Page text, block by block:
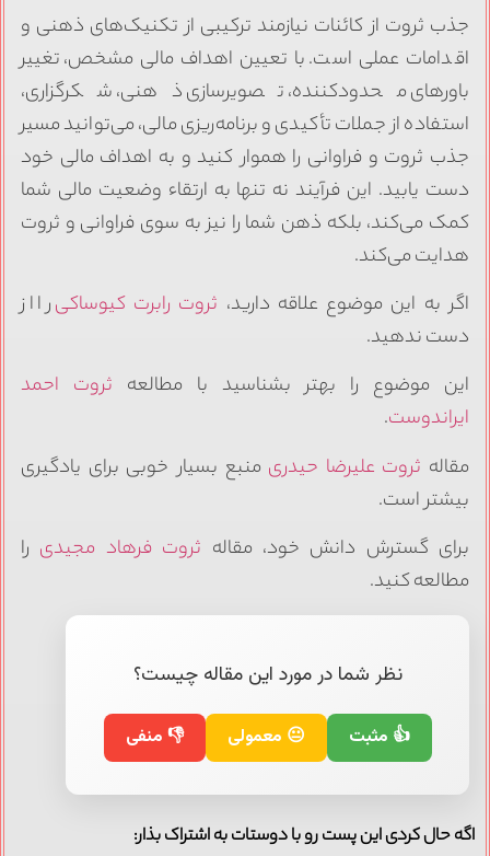
جذب ثروت از کائنات نیازمند ترکیبی از تکنیک‌های ذهنی و
اقدامات عملی است. با تعیین اهداف مالی مشخص، تغییر
باورهای محدودکننده، تصویرسازی ذهنی، شکرگزاری،
استفاده از جملات تأکیدی و برنامه‌ریزی مالی، می‌توانید مسیر
جذب ثروت و فراوانی را هموار کنید و به اهداف مالی خود
دست یابید. این فرآیند نه تنها به ارتقاء وضعیت مالی شما
کمک می‌کند، بلکه ذهن شما را نیز به سوی فراوانی و ثروت
هدایت می‌کند.
اگر به این موضوع علاقه دارید، ثروت رابرت کیوساکیرا از
دست ندهید.
این موضوع را بهتر بشناسید با مطالعه ثروت احمد
ایراندوست.
مقاله ثروت علیرضا حیدریمنبع بسیار خوبی برای یادگیری
بیشتر است.
برای گسترش دانش خود، مقاله ثروت فرهاد مجیدیرا
مطالعه کنید.
نظر شما در مورد این مقاله چیست؟
👍 مثبت 😐 معمولی 👎 منفی
اگه حال کردی این پست رو با دوستات به اشتراک بذار: